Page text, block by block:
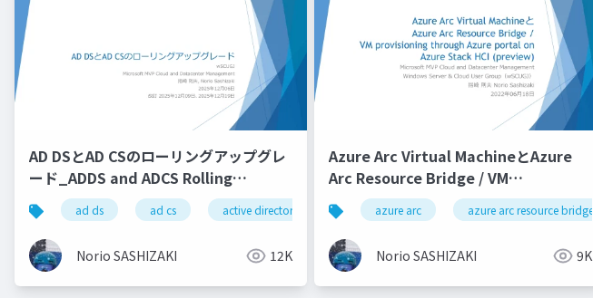
AD DSとAD CSのローリングアップグレ
ード_ADDS and ADCS Rolling
Upgradead ds ad cs active directory
Norio SASHIZAKI 12K
Azure Arc Virtual MachineとAzure
Arc Resource Bridge / VM
provisioning through Azure portal
on Azure Stack HCI (preview)
azure arc azure arc resource bridge
Norio SASHIZAKI 9K